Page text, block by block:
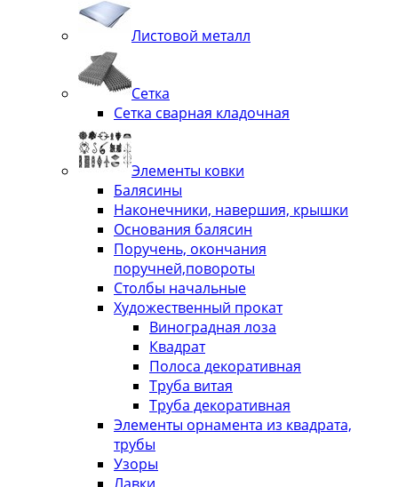
Листовой металл
Сетка
Сетка сварная кладочная
Элементы ковки
Балясины
Наконечники, навершия, крышки
Основания балясин
Поручень, окончания
поручней,повороты
Столбы начальные
Художественный прокат
Виноградная лоза
Квадрат
Полоса декоративная
Труба витая
Труба декоративная
Элементы орнамента из квадрата,
трубы
Узоры
Лавки